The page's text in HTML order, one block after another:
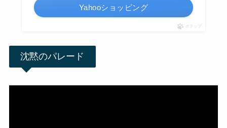
Yahooショッピング
ポチップ
沈黙のパレード